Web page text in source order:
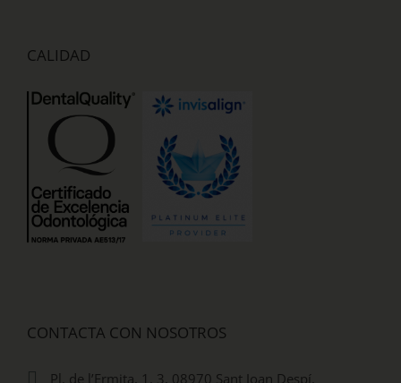
CALIDAD
CONTACTA CON NOSOTROS
Pl. de l’Ermita, 1, 3, 08970 Sant Joan Despí,